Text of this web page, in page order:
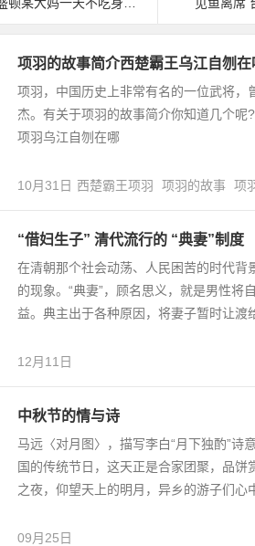
项羽的故事简介西楚霸王乌江自刎在
项羽，中国历史上非常有名的一位武将
杰。有关于项羽的故事简介你知道几个
项羽乌江自刎在哪
10月31日 西楚霸王项羽 项羽的故事 项
“借妇生子” 清代流行的 “典妻”制度
在清朝那个社会动荡、人民困苦的时代背
的现象。“典妻”，顾名思义，就是男性将
益。典主出于各种原因，将妻子暂时让渡
12月11日
中秋节的情与诗
马远〈对月图〉，描写李白“月下独酌”诗
国的传统节日，这天正是合家团聚，品
之夜，仰望天上的明月，异乡的游子们心
09月25日